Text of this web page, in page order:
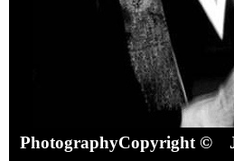
PhotographyCopyright ©